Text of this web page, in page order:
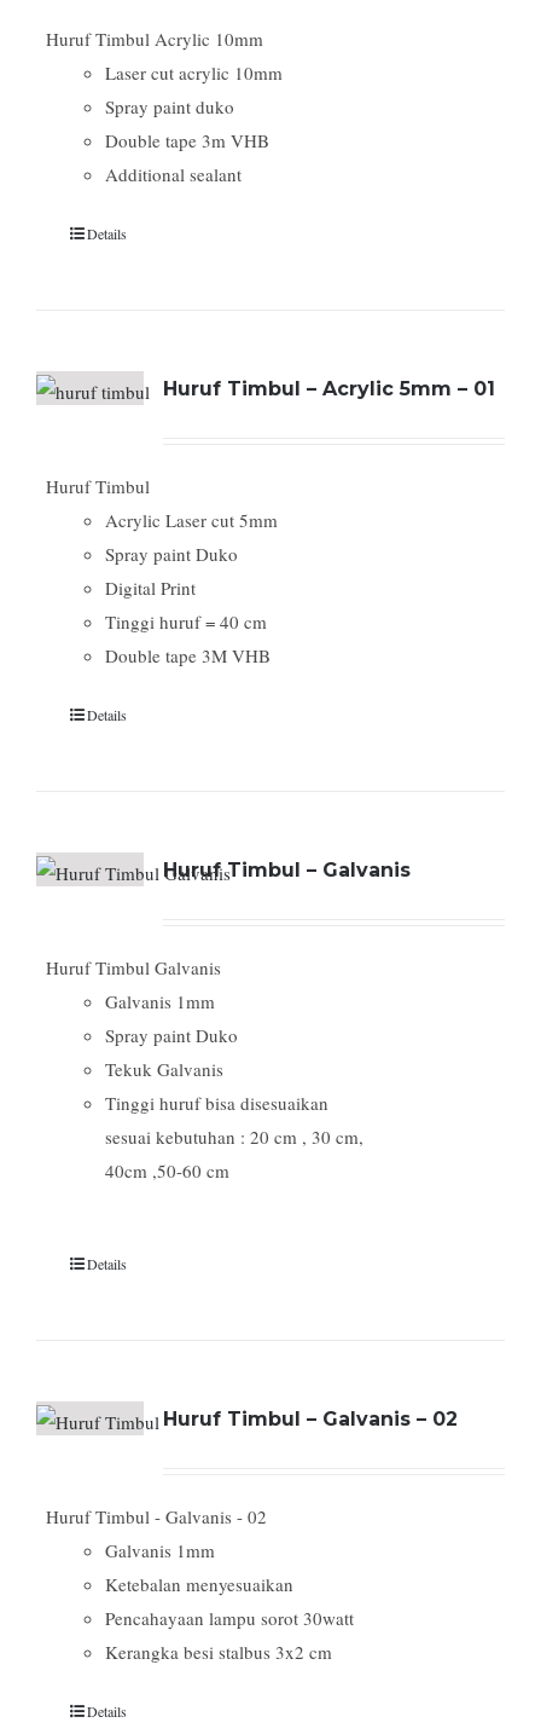
Huruf Timbul Acrylic 10mm
Laser cut acrylic 10mm
Spray paint duko
Double tape 3m VHB
Additional sealant
Details
Huruf Timbul – Acrylic 5mm – 01
Huruf Timbul
Acrylic Laser cut 5mm
Spray paint Duko
Digital Print
Tinggi huruf = 40 cm
Double tape 3M VHB
Details
Huruf Timbul – Galvanis
Huruf Timbul Galvanis
Galvanis 1mm
Spray paint Duko
Tekuk Galvanis
Tinggi huruf bisa disesuaikan
sesuai kebutuhan : 20 cm , 30 cm,
40cm ,50-60 cm
Details
Huruf Timbul – Galvanis – 02
Huruf Timbul - Galvanis - 02
Galvanis 1mm
Ketebalan menyesuaikan
Pencahayaan lampu sorot 30watt
Kerangka besi stalbus 3x2 cm
Details